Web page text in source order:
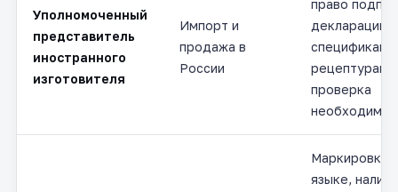
Уполномоченный
представитель
иностранного
изготовителя
Импорт и
продажа в
России
право
декларацию,
рецептурам
проверка
Маркировка
языке,